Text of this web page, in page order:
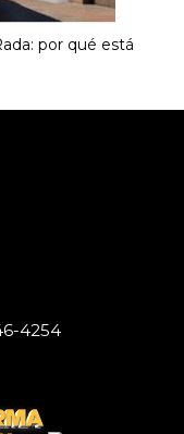
por qué está
4254